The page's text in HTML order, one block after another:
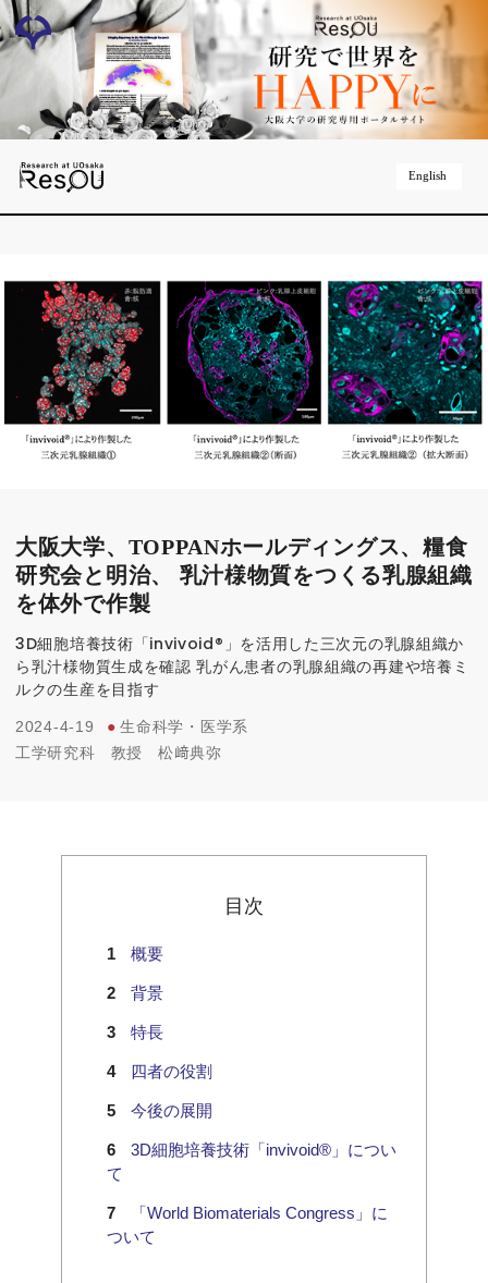
English
大阪大学、TOPPANホールディングス、糧食
研究会と明治、 乳汁様物質をつくる乳腺組織
を体外で作製
3D細胞培養技術「invivoid®」を活用した三次元の乳腺組織か
ら乳汁様物質生成を確認 乳がん患者の乳腺組織の再建や培養ミ
ルクの生産を目指す
2024-4-19 ● 生命科学・医学系
工学研究科
教授 松﨑典弥
目次
概要
背景
特長
四者の役割
今後の展開
3D細胞培養技術「invivoid®」につい
て
「World Biomaterials Congress」に
ついて